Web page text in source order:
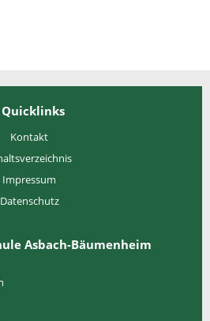
Quicklinks
Kontakt
Impressum
Datenschutz
Asbach-Bäumenheim